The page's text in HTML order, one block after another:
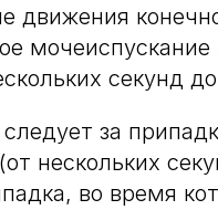
движения
секунд
за
нескольких
во время